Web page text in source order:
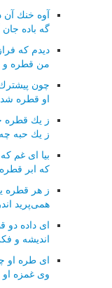
آوه خنك آن
گه باده
دیدم كه
من قطره و
چون
او قطره
ز یك قطره
ز یك حبه
بیا ای غم
كه ابر
ز هر قطره
همی‌پرید
ای داده دو
اندیشه و
ای طره او
وی غمزه او